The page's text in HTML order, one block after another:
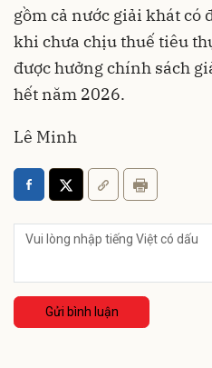
gồm cả nước giải khát
khi chưa chịu thuế tiêu
được hưởng chính sách
hết năm 2026.
Lê Minh
Gửi bình luận